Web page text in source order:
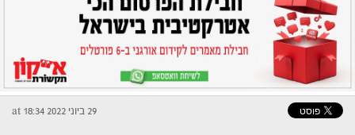
29 ביוני 2022 at 18:34